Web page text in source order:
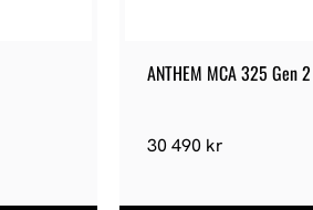
ANTHEM MCA 325 Gen 2
30 490kr